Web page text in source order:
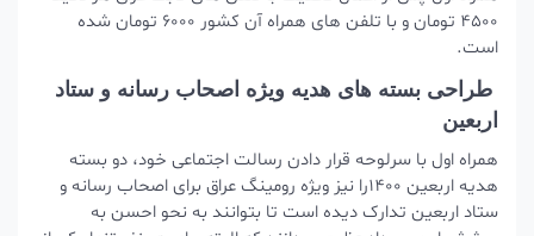
۴۵۰۰ تومان و با تلفن های همراه آن کشور ۶۰۰۰ تومان شده
است.
طراحی بسته های هدیه ویژه اصحاب رسانه و ستاد
اربعین
همراه اول با سرلوحه قرار دادن رسالت اجتماعی خود، دو بسته
هدیه اربعین ۱۴۰۰را نیز ویژه رومینگ عراق برای اصحاب رسانه و
ستاد اربعین تدارک دیده است تا بتوانند به نحو احسن به